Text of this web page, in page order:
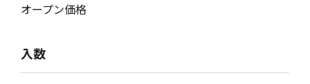
オープン価格
入数